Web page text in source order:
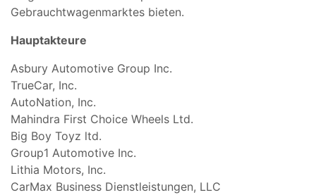
Gebrauchtwagenmarktes bieten.
Hauptakteure
Asbury Automotive Group Inc.
TrueCar, Inc.
AutoNation, Inc.
Mahindra First Choice Wheels Ltd.
Big Boy Toyz ltd.
Group1 Automotive Inc.
Lithia Motors, Inc.
CarMax Business Dienstleistungen, LLC